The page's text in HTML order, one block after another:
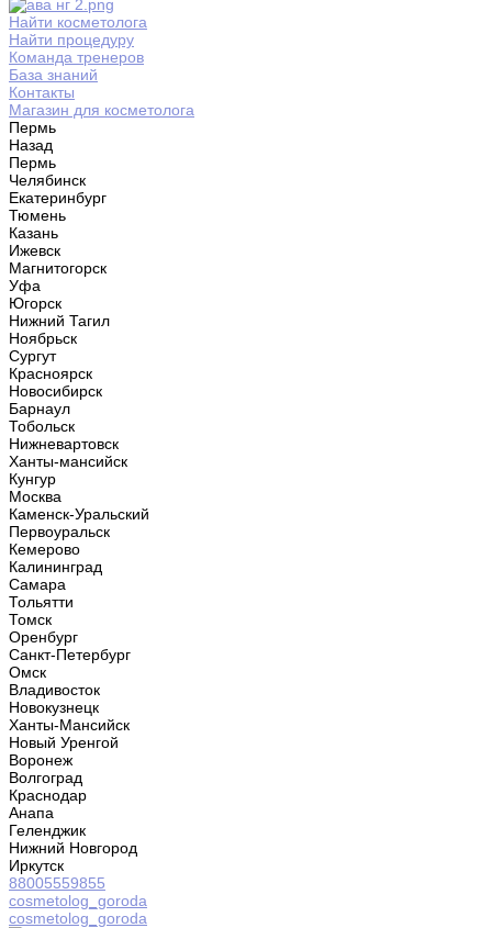
Найти косметолога
Найти процедуру
Команда тренеров
База знаний
Контакты
Магазин для косметолога
Пермь
Назад
Пермь
Челябинск
Екатеринбург
Тюмень
Казань
Ижевск
Магнитогорск
Уфа
Югорск
Нижний Тагил
Ноябрьск
Сургут
Красноярск
Новосибирск
Барнаул
Тобольск
Нижневартовск
Ханты-мансийск
Кунгур
Москва
Каменск-Уральский
Первоуральск
Кемерово
Калининград
Самара
Тольятти
Томск
Оренбург
Санкт-Петербург
Омск
Владивосток
Новокузнецк
Ханты-Мансийск
Новый Уренгой
Воронеж
Волгоград
Краснодар
Анапа
Геленджик
Нижний Новгород
Иркутск
88005559855
cosmetolog_goroda
cosmetolog_goroda